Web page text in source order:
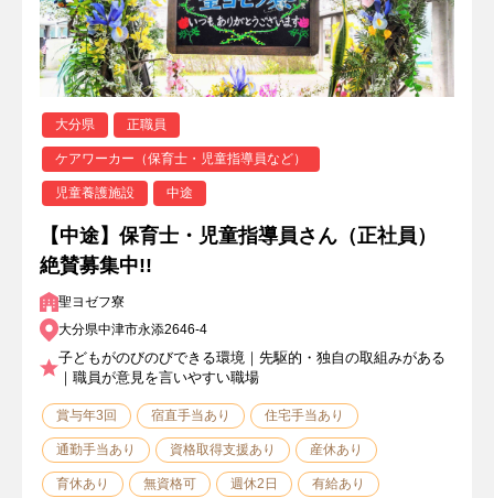
大分県 正職員
ケアワーカー（保育士・児童指導員など）
児童養護施設 中途
【中途】保育士・児童指導員さん（正社員）
絶賛募集中!!
聖ヨゼフ寮
大分県中津市永添2646-4
子どもがのびのびできる環境｜先駆的・独自の取組みがある
｜職員が意見を言いやすい職場
賞与年3回 宿直手当あり 住宅手当あり
通勤手当あり 資格取得支援あり 産休あり
育休あり 無資格可 週休2日 有給あり